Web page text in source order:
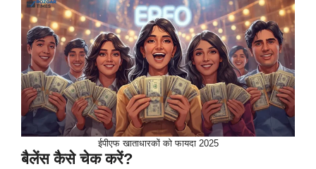
ईपीएफ खाताधारकों को फायदा 2025
बैलेंस कैसे चेक करें?